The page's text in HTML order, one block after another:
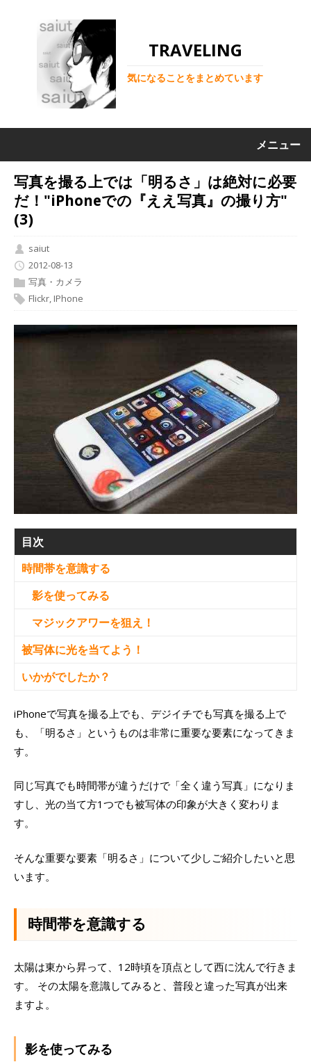
TRAVELING
気になることをまとめています
メニュー
写真を撮る上では「明るさ」は絶対に必要
だ！"iPhoneでの『ええ写真』の撮り方"
(3)
saiut
2012-08-13
写真・カメラ
Flickr, IPhone
目次
時間帯を意識する
影を使ってみる
マジックアワーを狙え！
被写体に光を当てよう！
いかがでしたか？
iPhoneで写真を撮る上でも、デジイチでも写真を撮る上で
も、「明るさ」というものは非常に重要な要素になってきま
す。
同じ写真でも時間帯が違うだけで「全く違う写真」になりま
すし、光の当て方1つでも被写体の印象が大きく変わりま
す。
そんな重要な要素「明るさ」について少しご紹介したいと思
います。
時間帯を意識する
太陽は東から昇って、12時頃を頂点として西に沈んで行きま
す。 その太陽を意識してみると、普段と違った写真が出来
ますよ。
影を使ってみる